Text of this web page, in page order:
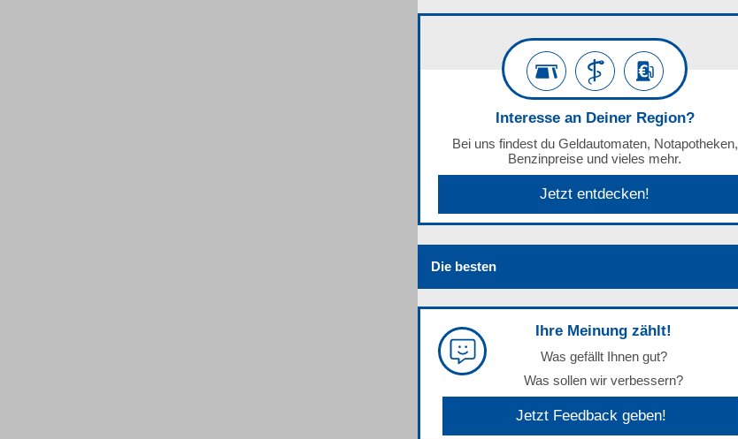
Interesse an Deiner Region?
Bei uns findest du Geldautomaten, Notapotheken,
Benzinpreise und vieles mehr.
Jetzt entdecken!
Die besten
Ihre Meinung zählt!
Was gefällt Ihnen gut?
Was sollen wir verbessern?
Jetzt Feedback geben!